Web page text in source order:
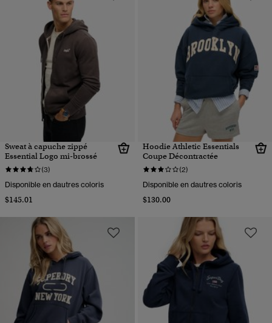
Sweat à capuche zippé
Essential Logo mi-brossé
(3)
Disponible en dautres coloris
$145.01
Hoodie Athletic Essentials
Coupe Décontractée
(2)
Disponible en dautres coloris
$130.00